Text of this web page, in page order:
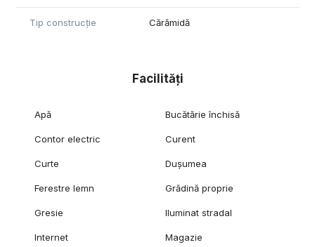
Tip construcție Cărămidă
Facilități
Apă Bucătărie închisă
Contor electric Curent
Curte Dușumea
Ferestre lemn Grădină proprie
Gresie Iluminat stradal
Internet Magazie